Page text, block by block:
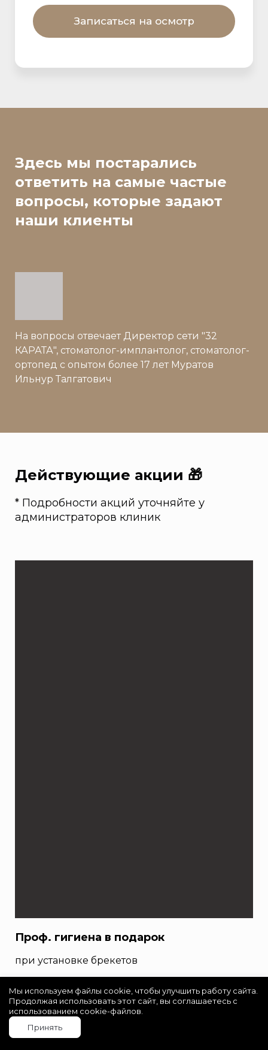
Записаться на осмотр
Здесь мы постарались
ответить на самые частые
вопросы, которые задают
наши клиенты
На вопросы отвечает Директор сети "32
КАРАТА", стоматолог-имплантолог, стоматолог-
ортопед с опытом более 17 лет Муратов
Ильнур Талгатович
Действующие акции 🎁
* Подробности акций уточняйте у
администраторов клиник
Проф. гигиена в подарок
при установке брекетов
Мы используем файлы cookie, чтобы улучшить работу сайта.
Продолжая использовать этот сайт, вы соглашаетесь с
использованием cookie-файлов.
Принять